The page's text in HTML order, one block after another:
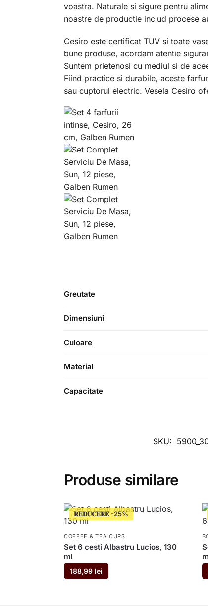
voastra. Naturale si sigure pentru
noastre de productie includ procese
Cesiro este certificat TUV si toate
bune produse, acordam atentie
Suntem prietenosi cu mediul si de
Fiind practice si durabile, aceste
sau cuptorul electric. Vesela Cesiro
Greutate
Dimensiuni
Culoare
Material
Capacitate
SKU:
Produse similare
𝐑𝐄𝐃𝐔𝐂𝐄𝐑𝐄
COFFEE & TEA CUPS
Set 6 cesti Albastru Lucios, 130
ml
188,99 lei